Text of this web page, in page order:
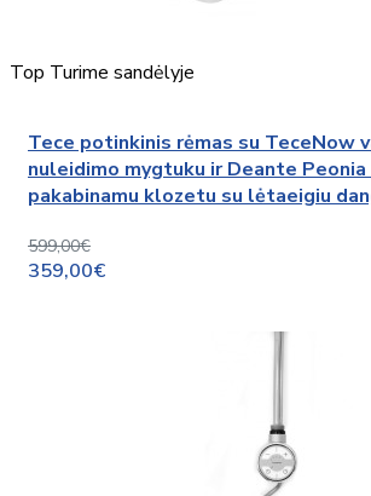
Top Turime sandėlyje
Tece potinkinis rėmas su TeceNow vandens
nuleidimo mygtuku ir Deante Peonia rimless
pakabinamu klozetu su lėtaeigiu
599,00€
359,00€